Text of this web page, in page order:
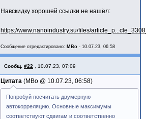
Навскидку хорошей ссылки не нашёл:
https://www.nanoindustry.su/files/
Сообщение отредактировано: MBo - 10.07.23, 06:58
Сообщ. #22 10.07.23, 07:09
Цитата MBo @ 10.07.23, 06:58
Попробуй посчитать двумерную
автокорреляцию. Основные максимумы
соответствуют сдвигам и соответственно